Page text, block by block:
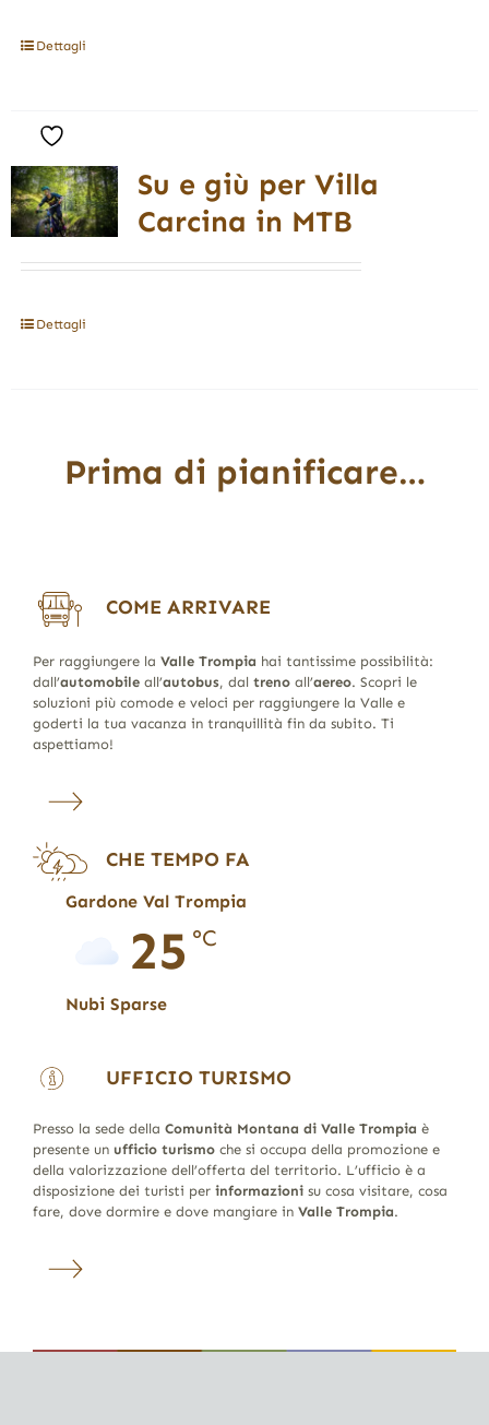
Dettagli
Su e giù per Villa
Carcina in MTB
Dettagli
Prima di pianificare…
COME ARRIVARE
Per raggiungere la Valle Trompia hai tantissime possibilità:
dall’automobileall’autobus, dal trenoall’aereo. Scopri le
soluzioni più comode e veloci per raggiungere la Valle e
goderti la tua vacanza in tranquillità fin da subito. Ti
aspettiamo!
CHE TEMPO FA
Gardone Val Trompia
25 °C
Nubi Sparse
UFFICIO TURISMO
Presso la sede della Comunità Montana di Valle Trompia è
presente un ufficio turismoche si occupa della promozione e
della valorizzazione dell’offerta del territorio. L’ufficio è a
disposizione dei turisti per informazionisu cosa visitare, cosa
fare, dove dormire e dove mangiare in Valle Trompia.